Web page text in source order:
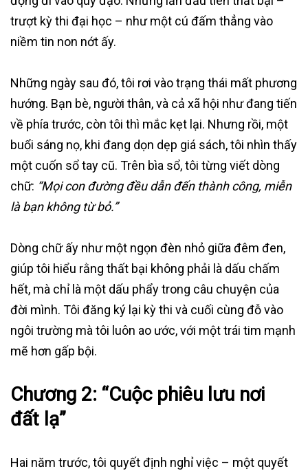
trượt kỳ thi đại học – như một cú đấm thẳng vào
niềm tin non nớt ấy.
Những ngày sau đó, tôi rơi vào trạng thái mất phương
hướng. Bạn bè, người thân, và cả xã hội như đang tiến
về phía trước, còn tôi thì mắc kẹt lại. Nhưng rồi, một
buổi sáng nọ, khi đang dọn dẹp giá sách, tôi nhìn thấy
một cuốn sổ tay cũ. Trên bìa sổ, tôi từng viết dòng
chữ: “Mọi con đường đều dẫn đến thành công, miễn
là bạn không từ bỏ.”
Dòng chữ ấy như một ngọn đèn nhỏ giữa đêm đen,
giúp tôi hiểu rằng thất bại không phải là dấu chấm
hết, mà chỉ là một dấu phẩy trong câu chuyện của
đời mình. Tôi đăng ký lại kỳ thi và cuối cùng đỗ vào
ngôi trường mà tôi luôn ao ước, với một trái tim mạnh
mẽ hơn gấp bội.
Chương 2: “Cuộc phiêu lưu nơi
đất lạ”
Hai năm trước, tôi quyết định nghỉ việc – một quyết